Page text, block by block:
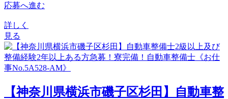
応募へ進む
詳しく
見る
【神奈川県横浜市磯子区杉田】自動車整